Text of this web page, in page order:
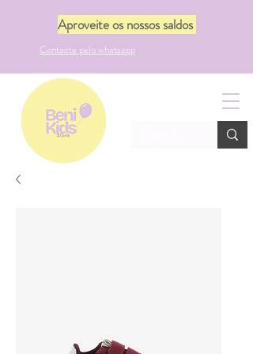
Aproveite os nossos saldos
Contacte pelo whatsapp